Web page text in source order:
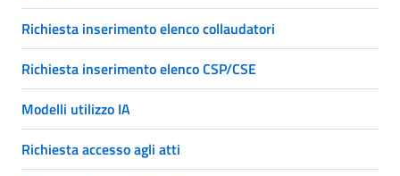
Richiesta inserimento elenco collaudatori
Richiesta inserimento elenco CSP/CSE
Modelli utilizzo IA
Richiesta accesso agli atti